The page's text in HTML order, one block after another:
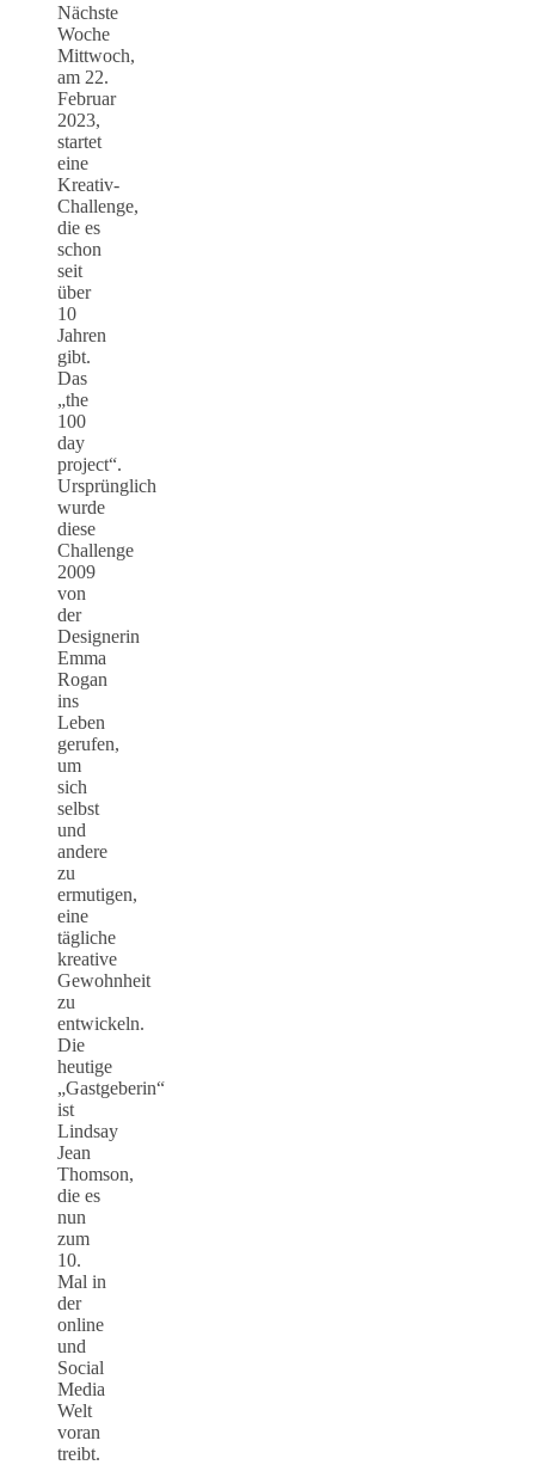
Nächste
Woche
Mittwoch,
am 22.
Februar
2023,
startet
eine
Kreativ-
Challenge,
die es
schon
seit
über
10
Jahren
gibt.
Das
„the
100
day
project“.
Ursprünglich
wurde
diese
Challenge
2009
von
der
Designerin
Emma
Rogan
ins
Leben
gerufen,
um
sich
selbst
und
andere
zu
ermutigen,
eine
tägliche
kreative
Gewohnheit
zu
entwickeln.
Die
heutige
„Gastgeberin“
ist
Lindsay
Jean
Thomson,
die es
nun
zum
10.
Mal in
der
online
und
Social
Media
Welt
voran
treibt.